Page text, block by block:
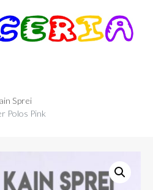
Sprei
Polos Pink